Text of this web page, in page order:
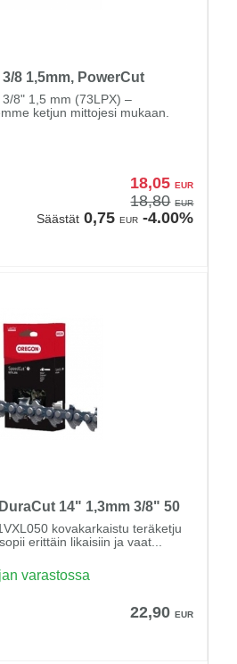
8 1,5mm, PowerCut
8" 1,5 mm (73LPX) –
ketjun mittojesi mukaan.
18,05 EUR
18,80 EUR
Säästät 0,75 EUR -4.00%
14" 1,3mm 3/8" 50
kovakarkaistu teräketju
erittäin likaisiin ja vaat...
varastossa
22,90 EUR